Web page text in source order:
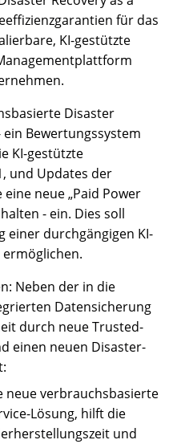
für das
KI-gestützte
Disaster
Bewertungssystem
KI-gestützte
und Updates der
neue „Paid Power
- ein. Dies soll
einer durchgängigen KI-
Neben der in die
Datensicherung
durch neue Trusted-
einen neuen Disaster-
neue verbrauchsbasierte
Lösung, hilft die
und